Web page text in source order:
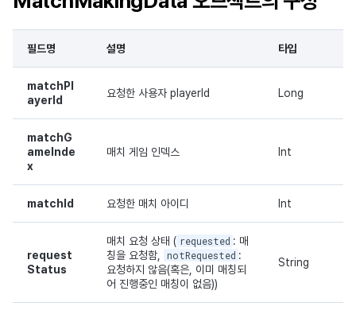
필드명 설명 타입
matchPl
ayerId
요청한 사용자 playerId Long
matchG
ameInde
x
매치 게임 인덱스 Int
matchId 요청한 매치 아이디 Int
request
Status
매치 요청 상태 ( requested : 매
칭을 요청함,
notRequested :
요청하지 않음(혹은, 이미 매칭되
어 진행중인 매칭이 없음))
String